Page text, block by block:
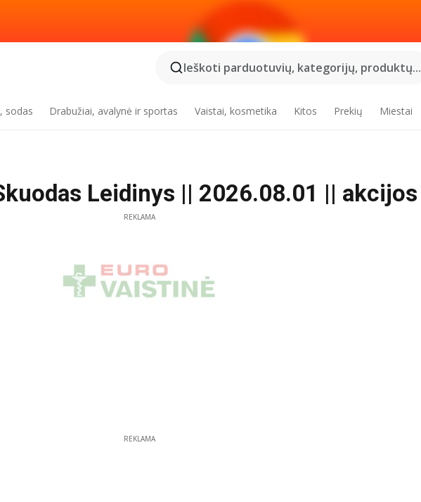
Ieškoti parduotuvių, kategorijų, produktų...
sodas Drabužiai, avalynė ir sportas Vaistai, kosmetika Kitos Prekių Miestai
Leidinys || 2026.08.01 || akcijos
REKLAMA
REKLAMA